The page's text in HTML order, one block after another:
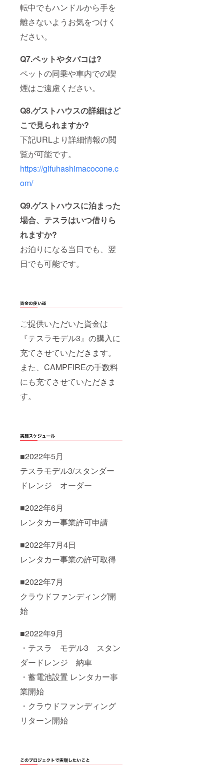
転中でもハンドルから手を
離さないようお気をつけく
ださい。
Q7.ペットやタバコは?
ペットの同乗や車内での喫
煙はご遠慮ください。
Q8.ゲストハウスの詳細はど
こで見られますか?
下記URLより詳細情報の閲
覧が可能です。
https://gifuhashimacocone.c
om/
Q9.ゲストハウスに泊まった
場合、テスラはいつ借りら
れますか?
お泊りになる当日でも、翌
日でも可能です。
ご提供いただいた資金は
『テスラモデル3』の購入に
充てさせていただきます。
また、CAMPFIREの手数料
にも充てさせていただきま
す。
■2022年5月
テスラモデル3/スタンダー
ドレンジ オーダー
■2022年6月
レンタカー事業許可申請
■2022年7月4日
レンタカー事業の許可取得
■2022年7月
クラウドファンディング開
始
■2022年9月
・テスラ モデル3 スタン
ダードレンジ 納車
・蓄電池設置 レンタカー事
業開始
・クラウドファンディング
リターン開始